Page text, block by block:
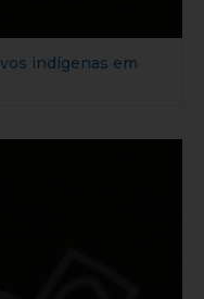
indígenas em